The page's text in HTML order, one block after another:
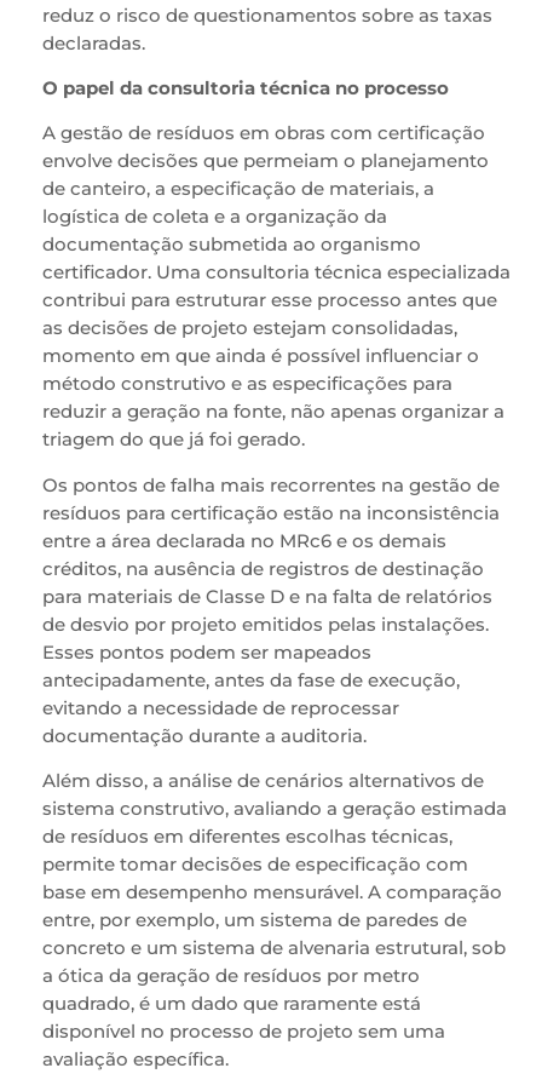
reduz o risco de questionamentos sobre as taxas
declaradas.
O papel da consultoria técnica no processo
A gestão de resíduos em obras com certificação
envolve decisões que permeiam o planejamento
de canteiro, a especificação de materiais, a
logística de coleta e a organização da
documentação submetida ao organismo
certificador. Uma consultoria técnica especializada
contribui para estruturar esse processo antes que
as decisões de projeto estejam consolidadas,
momento em que ainda é possível influenciar o
método construtivo e as especificações para
reduzir a geração na fonte, não apenas organizar a
triagem do que já foi gerado.
Os pontos de falha mais recorrentes na gestão de
resíduos para certificação estão na inconsistência
entre a área declarada no MRc6 e os demais
créditos, na ausência de registros de destinação
para materiais de Classe D e na falta de relatórios
de desvio por projeto emitidos pelas instalações.
Esses pontos podem ser mapeados
antecipadamente, antes da fase de execução,
evitando a necessidade de reprocessar
documentação durante a auditoria.
Além disso, a análise de cenários alternativos de
sistema construtivo, avaliando a geração estimada
de resíduos em diferentes escolhas técnicas,
permite tomar decisões de especificação com
base em desempenho mensurável. A comparação
entre, por exemplo, um sistema de paredes de
concreto e um sistema de alvenaria estrutural, sob
a ótica da geração de resíduos por metro
quadrado, é um dado que raramente está
disponível no processo de projeto sem uma
avaliação específica.